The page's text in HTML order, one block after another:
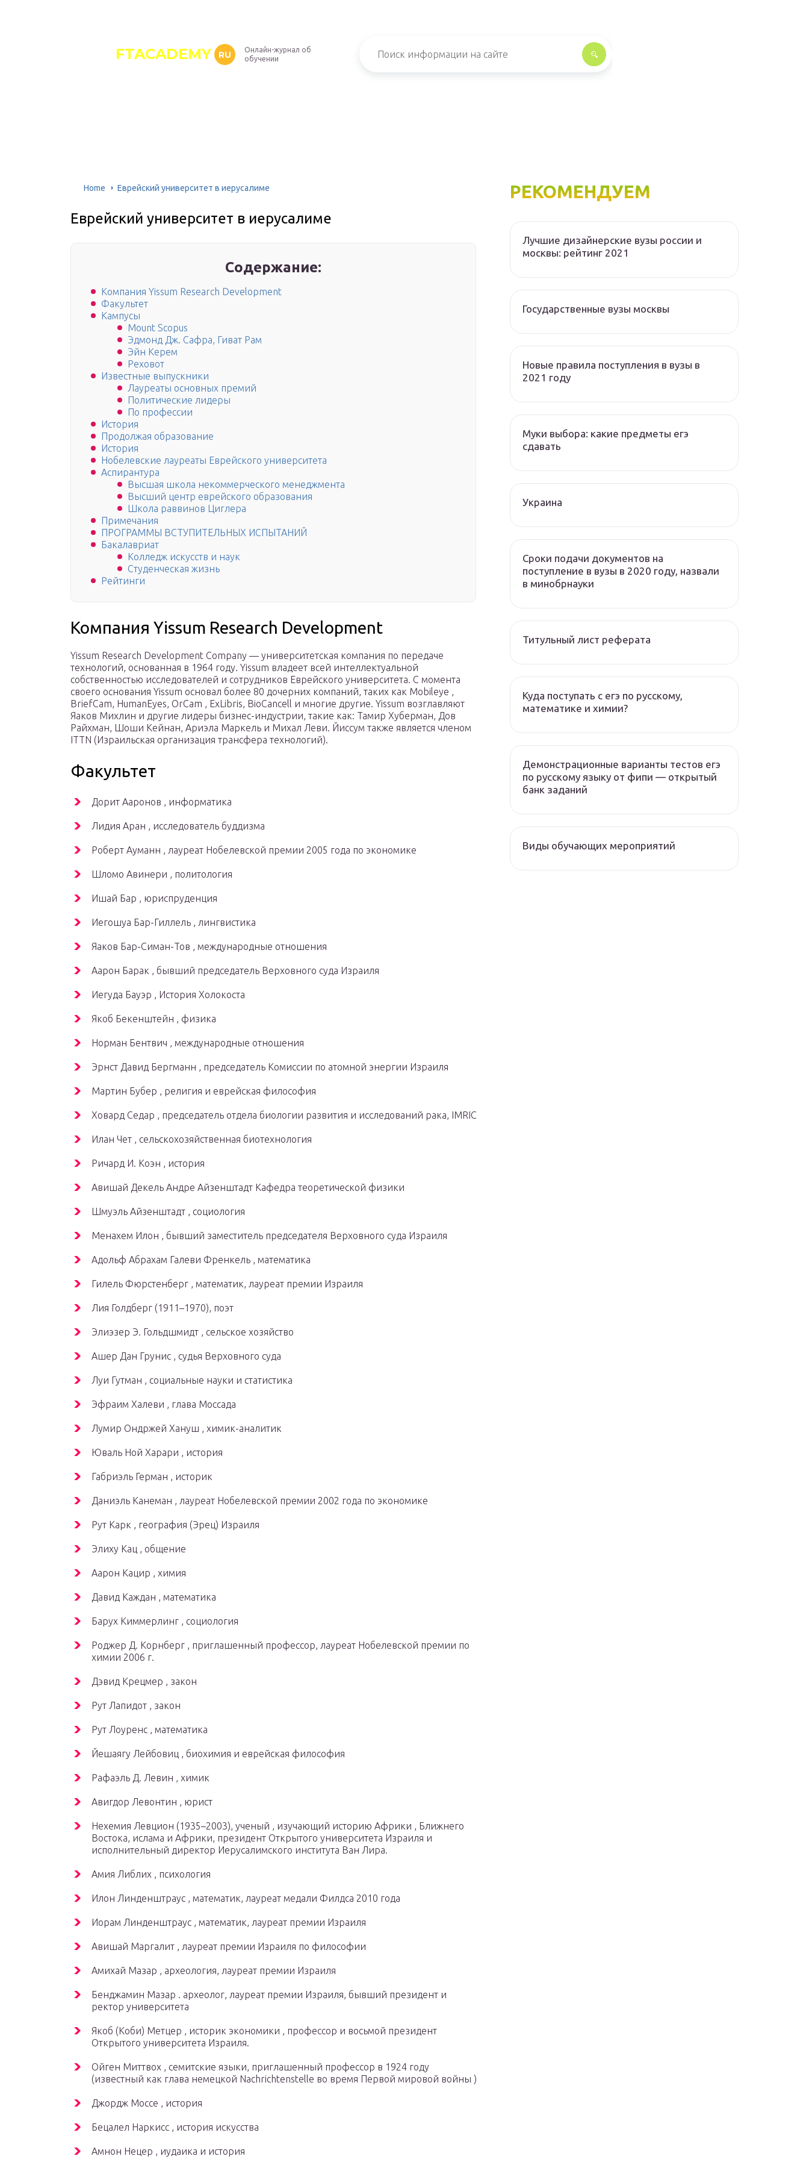
FTACADEMY RU
Онлайн-журнал об
обучении
Home Еврейский университет в иерусалиме
Еврейский университет в иерусалиме
Содержание:
Компания Yissum Research Development
Факультет
Кампусы
Mount Scopus
Эдмонд Дж. Сафра, Гиват Рам
Эйн Керем
Реховот
Известные выпускники
Лауреаты основных премий
Политические лидеры
По профессии
История
Продолжая образование
История
Нобелевские лауреаты Еврейского университета
Аспирантура
Высшая школа некоммерческого менеджмента
Высший центр еврейского образования
Школа раввинов Циглера
Примечания
ПРОГРАММЫ ВСТУПИТЕЛЬНЫХ ИСПЫТАНИЙ
Бакалавриат
Колледж искусств и наук
Студенческая жизнь
Рейтинги
Компания Yissum Research Development
Yissum Research Development Company — университетская компания по передаче
технологий, основанная в 1964 году. Yissum владеет всей интеллектуальной
собственностью исследователей и сотрудников Еврейского университета. С момента
своего основания Yissum основал более 80 дочерних компаний, таких как Mobileye ,
BriefCam, HumanEyes, OrCam , ExLibris, BioCancell и многие другие. Yissum возглавляют
Яаков Михлин и другие лидеры бизнес-индустрии, такие как: Тамир Хуберман, Дов
Райхман, Шоши Кейнан, Ариэла Маркель и Михал Леви. Йиссум также является членом
ITTN (Израильская организация трансфера технологий).
Факультет
Дорит Ааронов , информатика
Лидия Аран , исследователь буддизма
Роберт Ауманн , лауреат Нобелевской премии 2005 года по экономике
Шломо Авинери , политология
Ишай Бар , юриспруденция
Иегошуа Бар-Гиллель , лингвистика
Яаков Бар-Симан-Тов , международные отношения
Аарон Барак , бывший председатель Верховного суда Израиля
Иегуда Бауэр , История Холокоста
Якоб Бекенштейн , физика
Норман Бентвич , международные отношения
Эрнст Давид Бергманн , председатель Комиссии по атомной энергии Израиля
Мартин Бубер , религия и еврейская философия
Ховард Седар , председатель отдела биологии развития и исследований рака, IMRIC
Илан Чет , сельскохозяйственная биотехнология
Ричард И. Коэн , история
Авишай Декель Андре Айзенштадт Кафедра теоретической физики
Шмуэль Айзенштадт , социология
Менахем Илон , бывший заместитель председателя Верховного суда Израиля
Адольф Абрахам Галеви Френкель , математика
Гилель Фюрстенберг , математик, лауреат премии Израиля
Лия Голдберг (1911–1970), поэт
Элиэзер Э. Гольдшмидт , сельское хозяйство
Ашер Дан Грунис , судья Верховного суда
Луи Гутман , социальные науки и статистика
Эфраим Халеви , глава Моссада
Лумир Ондржей Хануш , химик-аналитик
Юваль Ной Харари , история
Габриэль Герман , историк
Даниэль Канеман , лауреат Нобелевской премии 2002 года по экономике
Рут Карк , география (Эрец) Израиля
Элиху Кац , общение
Аарон Кацир , химия
Давид Каждан , математика
Барух Киммерлинг , социология
Роджер Д. Корнберг , приглашенный профессор, лауреат Нобелевской премии по
химии 2006 г.
Дэвид Крецмер , закон
Рут Лапидот , закон
Рут Лоуренс , математика
Йешаягу Лейбовиц , биохимия и еврейская философия
Рафаэль Д. Левин , химик
Авигдор Левонтин , юрист
Нехемия Левцион (1935–2003), ученый , изучающий историю Африки , Ближнего
Востока, ислама и Африки, президент Открытого университета Израиля и
исполнительный директор Иерусалимского института Ван Лира.
Амия Либлих , психология
Илон Линденштраус , математик, лауреат медали Филдса 2010 года
Иорам Линденштраус , математик, лауреат премии Израиля
Авишай Маргалит , лауреат премии Израиля по философии
Амихай Мазар , археология, лауреат премии Израиля
Бенджамин Мазар . археолог, лауреат премии Израиля, бывший президент и
ректор университета
Якоб (Коби) Метцер , историк экономики , профессор и восьмой президент
Открытого университета Израиля.
Ойген Миттвох , семитские языки, приглашенный профессор в 1924 году
(известный как глава немецкой Nachrichtenstelle во время Первой мировой войны )
Джордж Моссе , история
Бецалел Наркисс , история искусства
Амнон Нецер , иудаика и история
РЕКОМЕНДУЕМ
Лучшие дизайнерские вузы россии и
москвы: рейтинг 2021
Государственные вузы москвы
Новые правила поступления в вузы в
2021 году
Муки выбора: какие предметы егэ
сдавать
Украина
Сроки подачи документов на
поступление в вузы в 2020 году, назвали
в минобрнауки
Титульный лист реферата
Куда поступать с егэ по русскому,
математике и химии?
Демонстрационные варианты тестов егэ
по русскому языку от фипи — открытый
банк заданий
Виды обучающих мероприятий